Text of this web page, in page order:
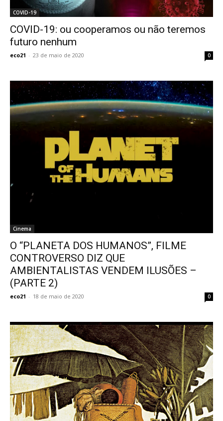
COVID-19
COVID-19: ou cooperamos ou não teremos
futuro nenhum
eco21 - 23 de maio de 2020 0
Cinema
O “PLANETA DOS HUMANOS”, FILME
CONTROVERSO DIZ QUE
AMBIENTALISTAS VENDEM ILUSÕES –
(PARTE 2)
eco21 - 18 de maio de 2020 0